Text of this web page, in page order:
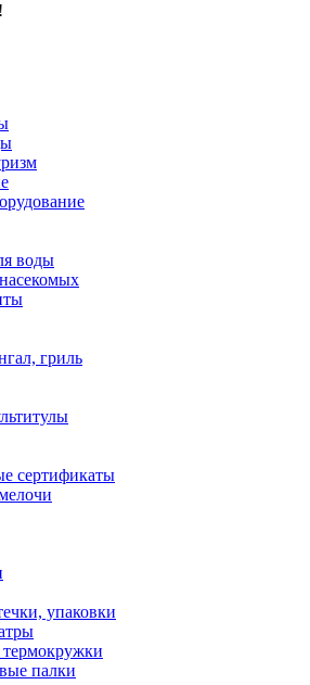
воды
гриль
сертификаты
упаковки
палки